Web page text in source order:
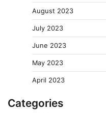
August 2023
July 2023
June 2023
May 2023
April 2023
Categories